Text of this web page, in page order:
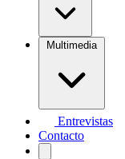
Multimedia
Entrevistas
Contacto